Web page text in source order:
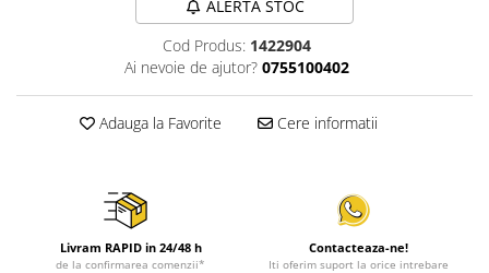
ALERTA STOC
Cod Produs: 1422904
Ai nevoie de ajutor? 0755100402
Adauga la Favorite Cere informatii
Livram RAPID in 24/48 h
de la confirmarea comenzii*
Contacteaza-ne!
Iti oferim suport la orice intrebare